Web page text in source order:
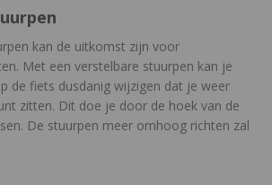
kan de uitkomst zijn voor
Met een verstelbare stuurpen kan je
de fiets dusdanig wijzigen dat je weer
zitten. Dit doe je door de hoek van de
De stuurpen meer omhoog richten zal
op de fiets zit. Als de stuurpen